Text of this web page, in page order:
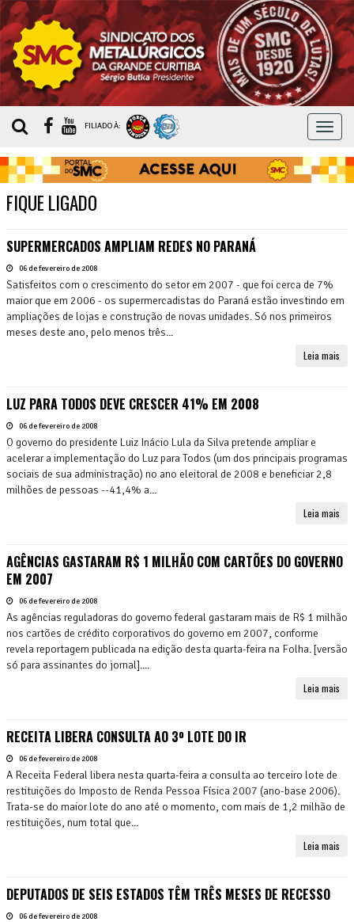
MENU
FILIADO À:
FIQUE LIGADO
SUPERMERCADOS AMPLIAM REDES NO PARANÁ
06 de fevereiro de 2008
Satisfeitos com o crescimento do setor em 2007 - que foi cerca de 7%
maior que em 2006 - os supermercadistas do Paraná estão investindo em
ampliações de lojas e construção de novas unidades. Só nos primeiros
meses deste ano, pelo menos três...
Leia mais
LUZ PARA TODOS DEVE CRESCER 41% EM 2008
06 de fevereiro de 2008
O governo do presidente Luiz Inácio Lula da Silva pretende ampliar e
acelerar a implementação do Luz para Todos (um dos principais programas
sociais de sua administração) no ano eleitoral de 2008 e beneficiar 2,8
milhões de pessoas --41,4% a...
Leia mais
AGÊNCIAS GASTARAM R$ 1 MILHÃO COM CARTÕES DO GOVERNO
EM 2007
06 de fevereiro de 2008
As agências reguladoras do governo federal gastaram mais de R$ 1 milhão
nos cartões de crédito corporativos do governo em 2007, conforme
revela reportagem publicada na edição desta quarta-feira na Folha. [versão
só para assinantes do jornal]....
Leia mais
RECEITA LIBERA CONSULTA AO 3º LOTE DO IR
06 de fevereiro de 2008
A Receita Federal libera nesta quarta-feira a consulta ao terceiro lote de
restituições do Imposto de Renda Pessoa Física 2007 (ano-base 2006).
Trata-se do maior lote do ano até o momento, com mais de 1,2 milhão de
restituições, num total que...
Leia mais
DEPUTADOS DE SEIS ESTADOS TÊM TRÊS MESES DE RECESSO
06 de fevereiro de 2008